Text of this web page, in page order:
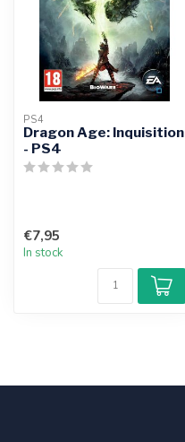
PS4
Dragon Age: Inquisition
- PS4
€7,95
In stock